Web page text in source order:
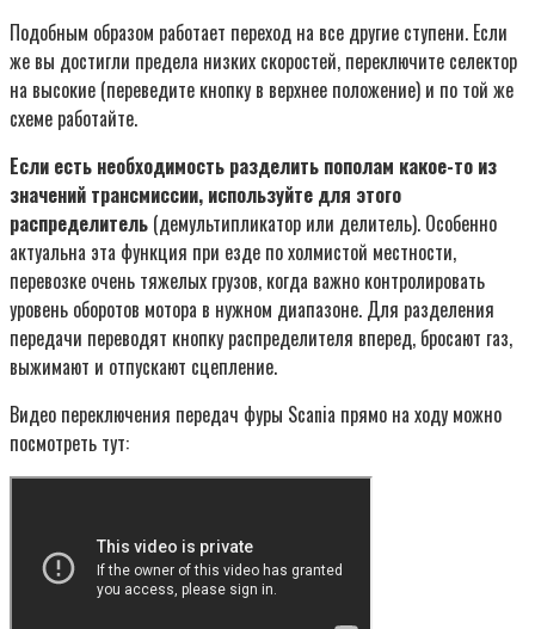
Подобным образом работает переход на все другие ступени. Если
же вы достигли предела низких скоростей, переключите селектор
на высокие (переведите кнопку в верхнее положение) и по той же
схеме работайте.
Если есть необходимость разделить пополам какое-то из
значений трансмиссии, используйте для этого
распределитель (демультипликатор или делитель). Особенно
актуальна эта функция при езде по холмистой местности,
перевозке очень тяжелых грузов, когда важно контролировать
уровень оборотов мотора в нужном диапазоне. Для разделения
передачи переводят кнопку распределителя вперед, бросают газ,
выжимают и отпускают сцепление.
Видео переключения передач фуры Scania прямо на ходу можно
посмотреть тут: